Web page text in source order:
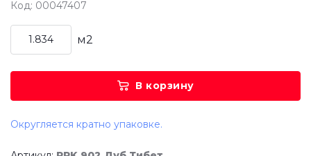
Код: 00047407
м2
В корзину
Округляется кратно упаковке.